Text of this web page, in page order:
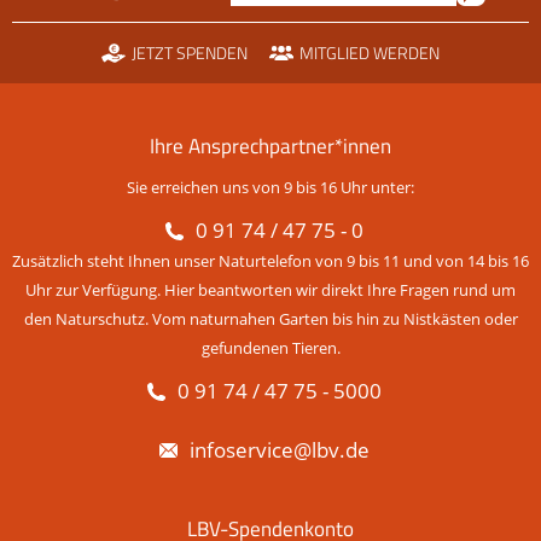
JETZT SPENDEN MITGLIED WERDEN
Ihre Ansprechpartner*innen
Sie erreichen uns von 9 bis 16 Uhr unter:
0 91 74 / 47 75 - 0
Zusätzlich steht Ihnen unser Naturtelefon von 9 bis 11 und von 14 bis 16
Uhr zur Verfügung. Hier beantworten wir direkt Ihre Fragen rund um
den Naturschutz. Vom naturnahen Garten bis hin zu Nistkästen oder
gefundenen Tieren.
0 91 74 / 47 75 - 5000
infoservice@lbv.de
LBV-Spendenkonto